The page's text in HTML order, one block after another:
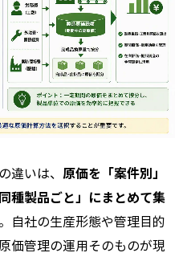
違いは、 原価を「案件別」
種製品ごと」にまとめて集
自社の生産形態や管理目的
価管理の運用そのものが現